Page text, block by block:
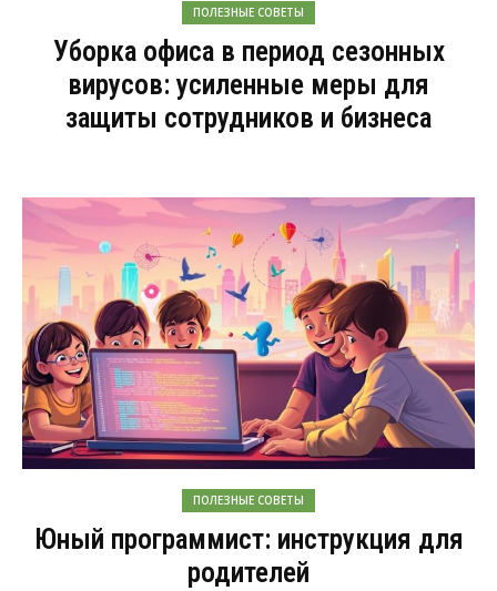
ПОЛЕЗНЫЕ СОВЕТЫ
Уборка офиса в период сезонных
вирусов: усиленные меры для
защиты сотрудников и бизнеса
ПОЛЕЗНЫЕ СОВЕТЫ
Юный программист: инструкция для
родителей